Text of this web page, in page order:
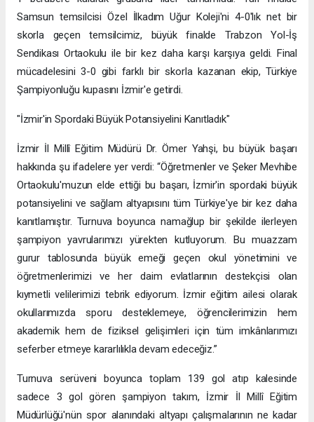
Samsun temsilcisi Özel İlkadım Uğur Koleji'ni 4-0'lık net bir
skorla geçen temsilcimiz, büyük finalde Trabzon Yol-İş
Sendikası Ortaokulu ile bir kez daha karşı karşıya geldi. Final
mücadelesini 3-0 gibi farklı bir skorla kazanan ekip, Türkiye
Şampiyonluğu kupasını İzmir'e getirdi.
"İzmir'in Spordaki Büyük Potansiyelini Kanıtladık"
İzmir İl Millî Eğitim Müdürü Dr. Ömer Yahşi, bu büyük başarı
hakkında şu ifadelere yer verdi: “Öğretmenler ve Şeker Mevhibe
Ortaokulu'muzun elde ettiği bu başarı, İzmir'in spordaki büyük
potansiyelini ve sağlam altyapısını tüm Türkiye'ye bir kez daha
kanıtlamıştır. Turnuva boyunca namağlup bir şekilde ilerleyen
şampiyon yavrularımızı yürekten kutluyorum. Bu muazzam
gurur tablosunda büyük emeği geçen okul yönetimini ve
öğretmenlerimizi ve her daim evlatlarının destekçisi olan
kıymetli velilerimizi tebrik ediyorum. İzmir eğitim ailesi olarak
okullarımızda sporu desteklemeye, öğrencilerimizin hem
akademik hem de fiziksel gelişimleri için tüm imkânlarımızı
seferber etmeye kararlılıkla devam edeceğiz.”
Turnuva serüveni boyunca toplam 139 gol atıp kalesinde
sadece 3 gol gören şampiyon takım, İzmir İl Millî Eğitim
Müdürlüğü'nün spor alanındaki altyapı çalışmalarının ne kadar